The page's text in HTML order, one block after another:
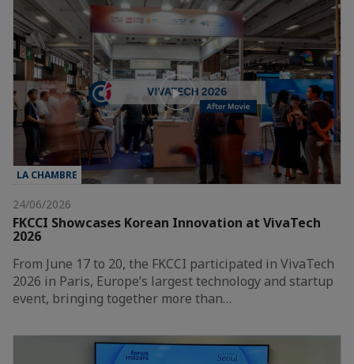
LA CHAMBRE
24/06/2026
FKCCI Showcases Korean Innovation at VivaTech
2026
From June 17 to 20, the FKCCI participated in VivaTech
2026 in Paris, Europe’s largest technology and startup
event, bringing together more than…